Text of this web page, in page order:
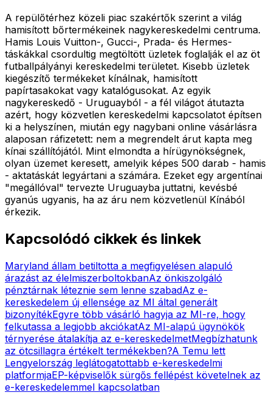
A repülőtérhez közeli piac szakértők szerint a világ
hamisított bőrtermékeinek nagykereskedelmi centruma.
Hamis Louis Vuitton-, Gucci-, Prada- és Hermes-
táskákkal csordultig megtöltött üzletek foglalják el az öt
futballpályányi kereskedelmi területet. Kisebb üzletek
kiegészítő termékeket kínálnak, hamisított
papírtasakokat vagy katalógusokat. Az egyik
nagykereskedő - Uruguayból - a fél világot átutazta
azért, hogy közvetlen kereskedelmi kapcsolatot építsen
ki a helyszínen, miután egy nagybani online vásárlásra
alaposan ráfizetett: nem a megrendelt árut kapta meg
kínai szállítójától. Mint elmondta a hírügynökségnek,
olyan üzemet keresett, amelyik képes 500 darab - hamis
- aktatáskát legyártani a számára. Ezeket egy argentínai
"megállóval" tervezte Uruguayba juttatni, kevésbé
gyanús ugyanis, ha az áru nem közvetlenül Kínából
érkezik.
Kapcsolódó cikkek és linkek
Maryland állam betiltotta a megfigyelésen alapuló
árazást az élelmiszerboltokbanAz önkiszolgáló
pénztárnak léteznie sem lenne szabadAz e-
kereskedelem új ellensége az MI által generált
bizonyítékEgyre több vásárló hagyja az MI-re, hogy
felkutassa a legjobb akciókatAz MI-alapú ügynökök
térnyerése átalakítja az e-kereskedelmetMegbízhatunk
az ötcsillagra értékelt termékekben?A Temu lett
Lengyelország leglátogatottabb e-kereskedelmi
platformjaEP-képviselők sürgős fellépést követelnek az
e-kereskedelemmel kapcsolatban